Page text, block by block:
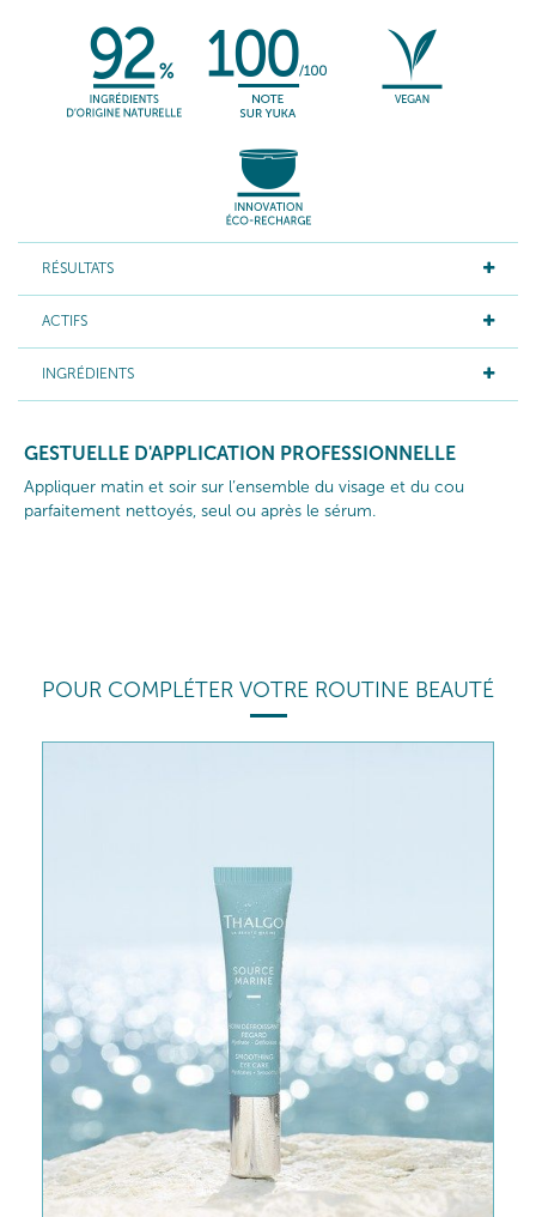
RÉSULTATS
ACTIFS
INGRÉDIENTS
GESTUELLE D'APPLICATION PROFESSIONNELLE
Appliquer matin et soir sur l’ensemble du visage et du cou
parfaitement nettoyés, seul ou après le sérum.
POUR COMPLÉTER VOTRE ROUTINE BEAUTÉ